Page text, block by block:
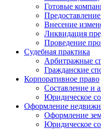
Готовые
Внесение
Ликвидация
Проведение
Судебная практика
Арбитражные
Гражданские
Корпоративное право
Составление и
Юридическое
Оформление
Оформление
Юридическое